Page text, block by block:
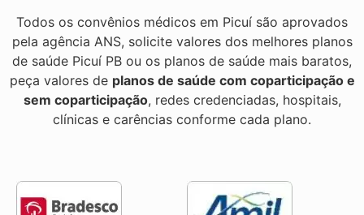
Todos os convênios médicos em Picuí são aprovados
pela agência ANS, solicite valores dos melhores planos
de saúde Picuí PB ou os planos de saúde mais baratos,
peça valores de planos de saúde com coparticipação e
sem coparticipação, redes credenciadas, hospitais,
clínicas e carências conforme cada plano.